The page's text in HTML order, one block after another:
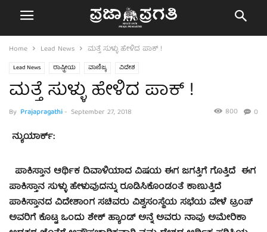
Home Lead News ಮತ್ತೆ ಸುಳ್ಳು ಹೇಳಿದ ಪಾಕ್ !
Lead News ರಾಷ್ಟ್ರೀಯ ವಾಣಿಜ್ಯ ವಿದೇಶ
ಮತ್ತೆ ಸುಳ್ಳು ಹೇಳಿದ ಪಾಕ್ !
By Prajapragathi- September 27, 2018 0
800
ನ್ಯುಯಾರ್ಕ್:
ಪಾಕಿಸ್ತಾನ ಆರ್ಥಿಕ ದಿವಾಳಿಯಾದ ವಿಷಯ ಈಗ ಜಗತ್ತಿಗೆ ಗೊತ್ತಿದೆ ಈಗ
ಪಾಕಿಸ್ತಾನ ಸುಳ್ಳು ಹೇಳುವುದನ್ನು ರೂಡಿಸಿಕೊಂಡಂತೆ ಕಾಣುತ್ತಿದೆ
ಪಾಕಿಸ್ತಾನದ ವಿದೇಶಾಂಗ ಸಚಿವರು ವಿಶ್ವಸಂಸ್ಥೆಯ ಸಭೆಯ ವೇಳೆ ಟ್ರಂಪ್
ಅವರಿಗೆ ಕೊಟ್ಟ ಒಂದು ಶೇಕ್ ಹ್ಯಾಂಡ್ ಅನ್ನೆ ಅವರು ನಾವು ಅಮೇರಿಕಾ